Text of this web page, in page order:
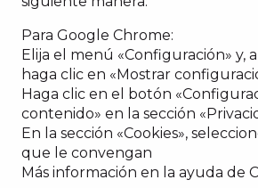
Para Google Chrome:
Elija el menú «Configuración» y,
haga clic en «Mostrar
Haga clic en el botón
contenido» en la sección
En la sección «Cookies»,
que le convengan
Más información en la ayuda de